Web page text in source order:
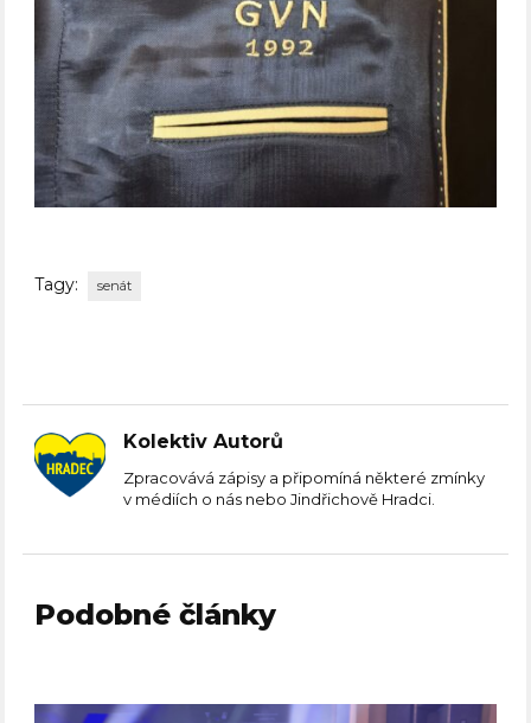
Tagy: senát
Kolektiv Autorů
Zpracovává zápisy a připomíná některé zmínky
v médiích o nás nebo Jindřichově Hradci.
Podobné články